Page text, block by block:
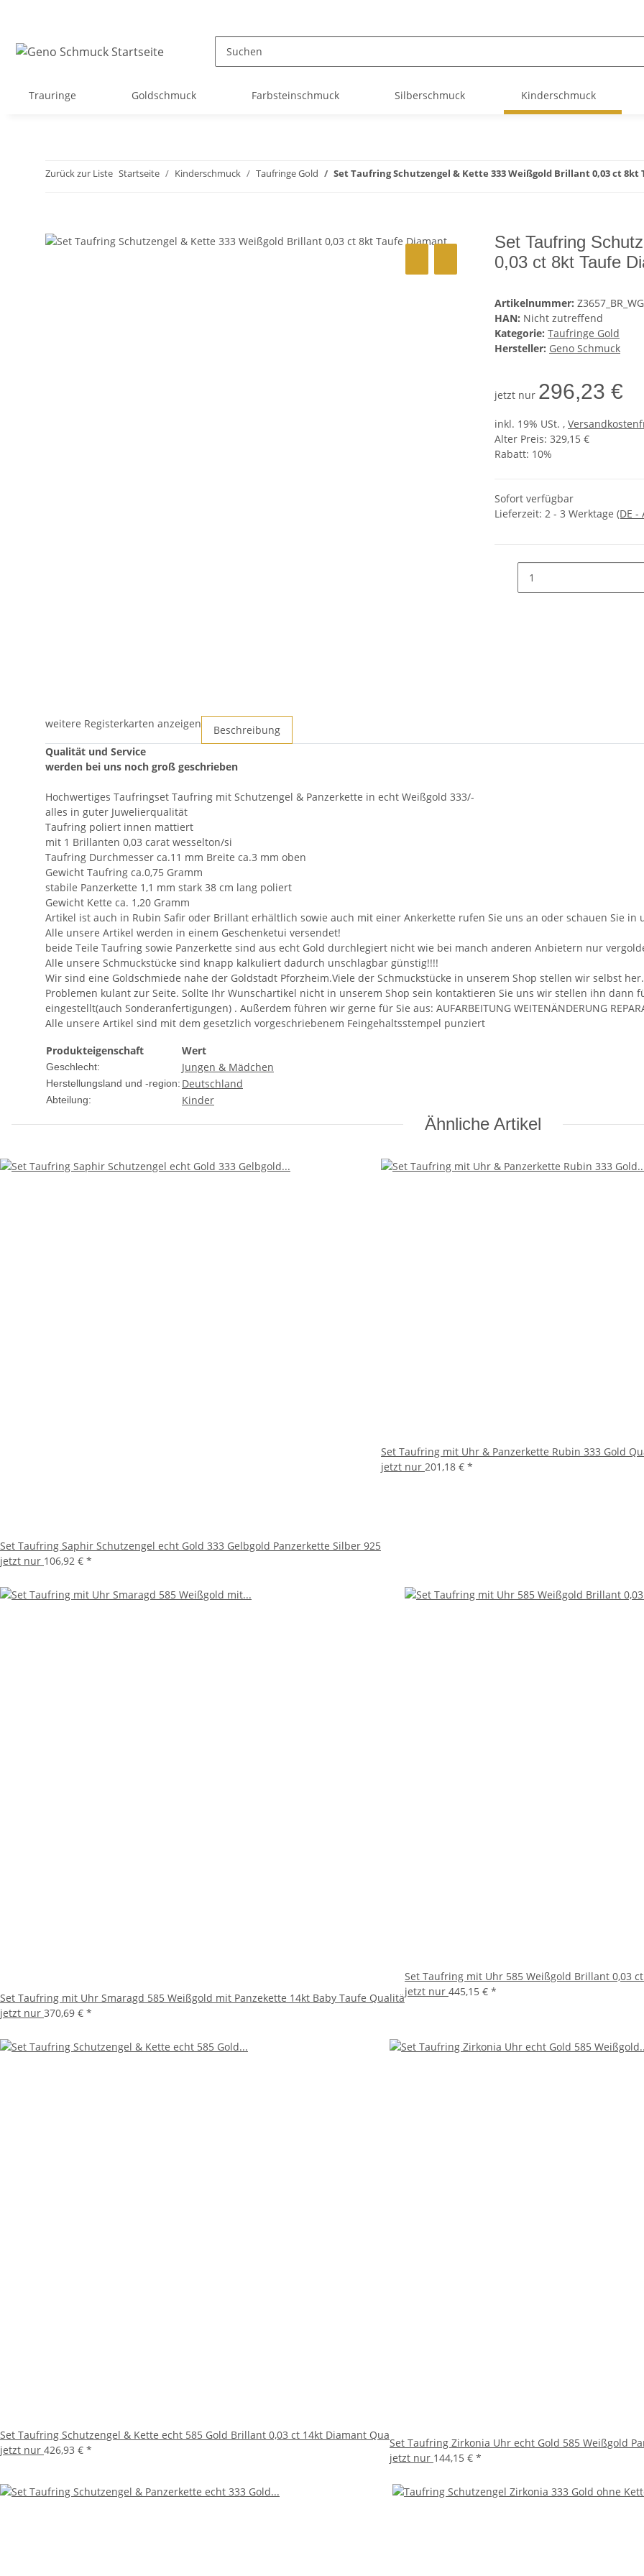
Trauringe Goldschmuck Farbsteinschmuck Silberschmuck Kinderschmuck
Zurück zur Liste Startseite Kinderschmuck Taufringe Gold Set Taufring Schutzengel & Kette 333 Weißgold Brillant 0,03 ct
Set Taufring
0,03 ct 8kt Taufe
Artikelnummer:
HAN: Nicht zutreffend
Kategorie: Taufringe Gold
Hersteller: Geno Schmuck
jetzt nur 296,23 €
inkl. 19% USt. ,
Alter Preis: 329,15 €
Rabatt: 10%
Sofort verfügbar
Lieferzeit: 2 - 3 Werktage (DE
weitere Registerkarten anzeigen
Beschreibung
Qualität und Service
werden bei uns noch groß geschrieben
Hochwertiges Taufringset Taufring mit Schutzengel & Panzerkette in echt Weißgold 333/-
alles in guter Juwelierqualität
Taufring poliert innen mattiert
mit 1 Brillanten 0,03 carat wesselton/si
Taufring Durchmesser ca.11 mm Breite ca.3 mm oben
Gewicht Taufring ca.0,75 Gramm
stabile Panzerkette 1,1 mm stark 38 cm lang poliert
Gewicht Kette ca. 1,20 Gramm
Artikel ist auch in Rubin Safir oder Brillant erhältlich sowie auch mit einer Ankerkette rufen Sie uns an oder schauen Sie in
Alle unsere Artikel werden in einem Geschenketui versendet!
beide Teile Taufring sowie Panzerkette sind aus echt Gold durchlegiert nicht wie bei manch anderen Anbietern nur
Alle unsere Schmuckstücke sind knapp kalkuliert dadurch unschlagbar günstig!!!!
Wir sind eine Goldschmiede nahe der Goldstadt Pforzheim.Viele der Schmuckstücke in unserem Shop stellen wir selbst
Problemen kulant zur Seite. Sollte Ihr Wunschartikel nicht in unserem Shop sein kontaktieren Sie uns wir stellen ihn dann
eingestellt(auch Sonderanfertigungen) . Außerdem führen wir gerne für Sie aus: AUFARBEITUNG WEITENÄNDERUNG
Alle unsere Artikel sind mit dem gesetzlich vorgeschriebenem Feingehaltsstempel punziert
Produkteigenschaft
Wert
Geschlecht: Jungen & Mädchen
Herstellungsland und -region: Deutschland
Abteilung: Kinder
Ähnliche Artikel
Set Taufring Saphir Schutzengel echt Gold 333 Gelbgold Panzerkette Silber 925
jetzt nur 106,92 € *
Set Taufring mit Uhr & Panzerkette Rubin 333 Gold
jetzt nur 201,18 € *
Set Taufring mit Uhr Smaragd 585 Weißgold mit Panzekette 14kt Baby Taufe Qualitä
jetzt nur 370,69 € *
Set Taufring mit Uhr 585 Weißgold Brillant 0,03
jetzt nur 445,15 € *
Set Taufring Schutzengel & Kette echt 585 Gold Brillant 0,03 ct 14kt Diamant Qua
jetzt nur 426,93 € *
Set Taufring Zirkonia Uhr echt Gold 585 Weißgold
jetzt nur 144,15 € *